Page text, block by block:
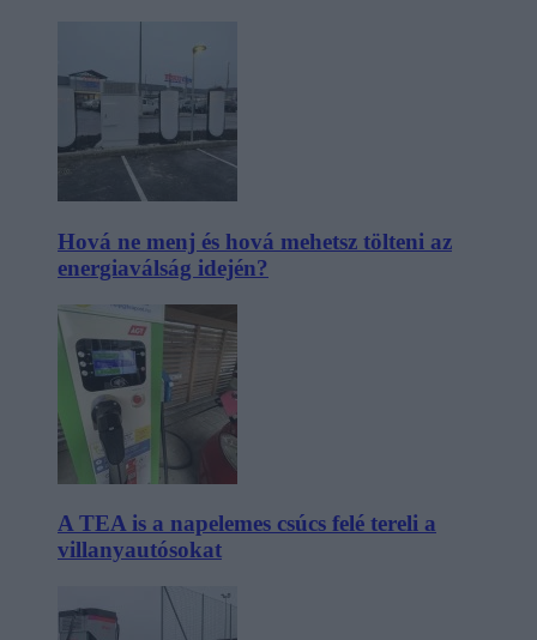
Hová ne menj és hová mehetsz tölteni az
energiaválság idején?
A TEA is a napelemes csúcs felé tereli a
villanyautósokat